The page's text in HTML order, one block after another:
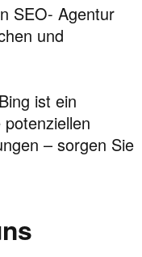
SEO- Agentur
und
ist ein
– sorgen Sie